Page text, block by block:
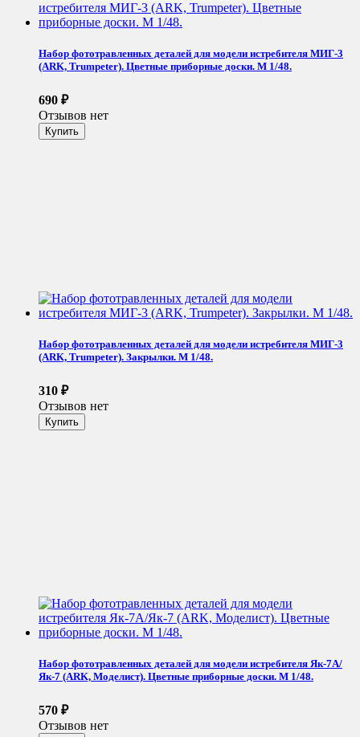
Набор фототравленных деталей для модели истребителя МИГ-3
(ARK, Trumpeter). Цветные приборные доски. М 1/48.
690 ₽
Отзывов нет
Набор фототравленных деталей для модели истребителя МИГ-3
(ARK, Trumpeter). Закрылки. М 1/48.
310 ₽
Отзывов нет
Набор фототравленных деталей для модели истребителя Як-7А/
Як-7 (ARK, Моделист). Цветные приборные доски. М 1/48.
570 ₽
Отзывов нет